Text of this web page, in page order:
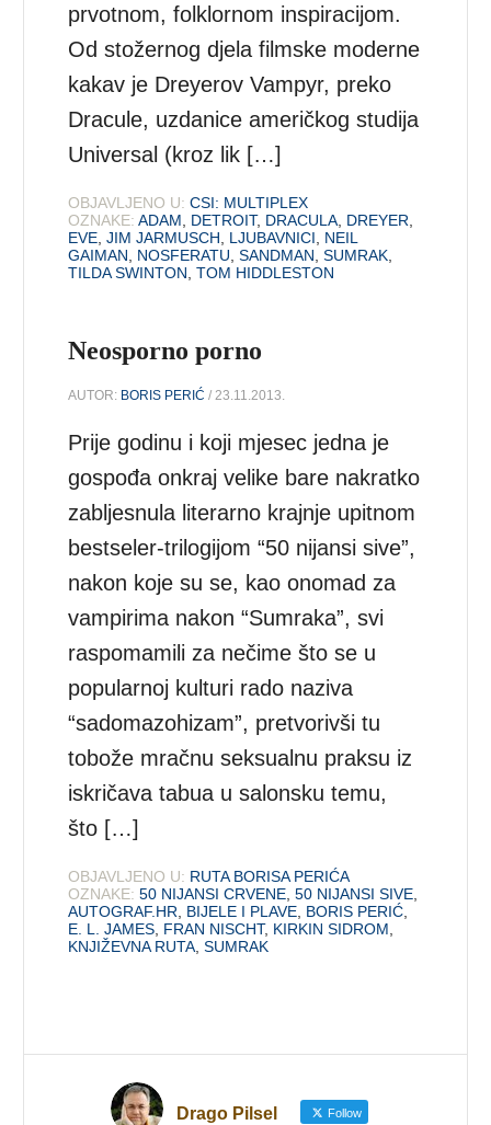
prvotnom, folklornom inspiracijom.
Od stožernog djela filmske moderne
kakav je Dreyerov Vampyr, preko
Dracule, uzdanice američkog studija
Universal (kroz lik […]
OBJAVLJENO U: CSI: MULTIPLEX
OZNAKE: ADAM DETROIT, DRACULA DREYER
EVE ,JIM JARMUSCH LJUBAVNICI
NEIL
GAIMAN
NOSFERATU ,SANDMAN ,SUMRAK
TILDA SWINTON ,TOM HIDDLESTON
Neosporno porno
AUTOR: BORIS PERIĆ / 23.11.2013.
Prije godinu i koji mjesec jedna je
gospođa onkraj velike bare nakratko
zabljesnula literarno krajnje upitnom
bestseler-trilogijom “50 nijansi sive”,
nakon koje su se, kao onomad za
vampirima nakon “Sumraka”, svi
raspomamili za nečime što se u
popularnoj kulturi rado naziva
“sadomazohizam”, pretvorivši tu
tobože mračnu seksualnu praksu iz
iskričava tabua u salonsku temu,
što […]
OBJAVLJENO U: RUTA BORISA PERIĆA
OZNAKE: 50 NIJANSI CRVENE ,50 NIJANSI SIVE
AUTOGRAF.HR
BIJELE I PLAVE BORIS PERIĆ
E. L. JAMES FRAN NISCHT, KIRKIN SIDROM
KNJIŽEVNA RUTA ,SUMRAK
Drago Pilsel Follow